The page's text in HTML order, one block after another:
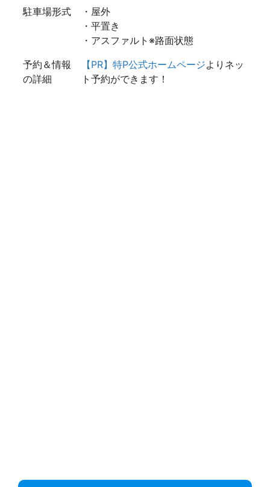
駐車場形式
・屋外
・平置き
・アスファルト※路面状態
予約＆情報
の詳細
【PR】特P公式ホームページよりネッ
ト予約ができます！